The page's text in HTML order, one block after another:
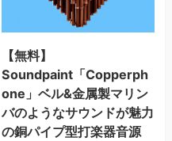
【無料】
Soundpaint「Copperph
one」ベル&金属製マリン
バのようなサウンドが魅力
の銅パイプ型打楽器音源